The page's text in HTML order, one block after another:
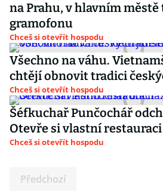
na Prahu, v hlavním
gramofonu
Chceš si otevřít hospodu
Všechno na váhu.
chtějí obnovit tradici
Chceš si otevřít hospodu
Šéfkuchař Punčochář
Otevře si vlastní restauraci
Chceš si otevřít hospodu
Předchozí